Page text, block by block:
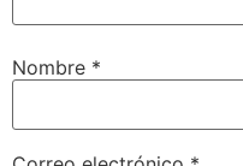
Nombre *